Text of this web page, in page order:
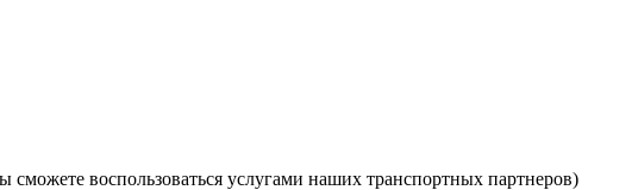
воспользоваться услугами наших транспортных партнеров)